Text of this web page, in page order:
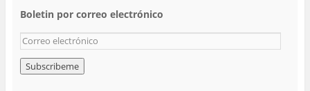
Boletin por correo electrónico